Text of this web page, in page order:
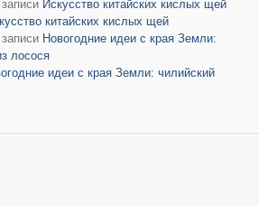
записи Искусство китайских кислых щей
китайских кислых щей
записи Новогодние идеи с края Земли:
лосося
идеи с края Земли: чилийский